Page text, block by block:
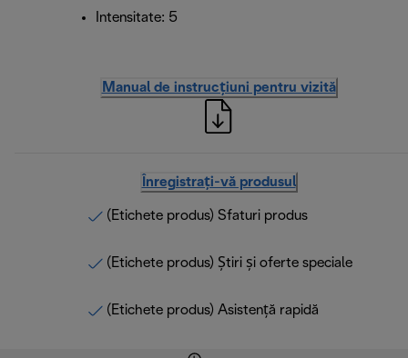
Intensitate: 5
Manual de instrucțiuni pentru vizită
Înregistrați-vă produsul
(Etichete produs) Sfaturi produs
(Etichete produs) Știri și oferte speciale
(Etichete produs) Asistență rapidă